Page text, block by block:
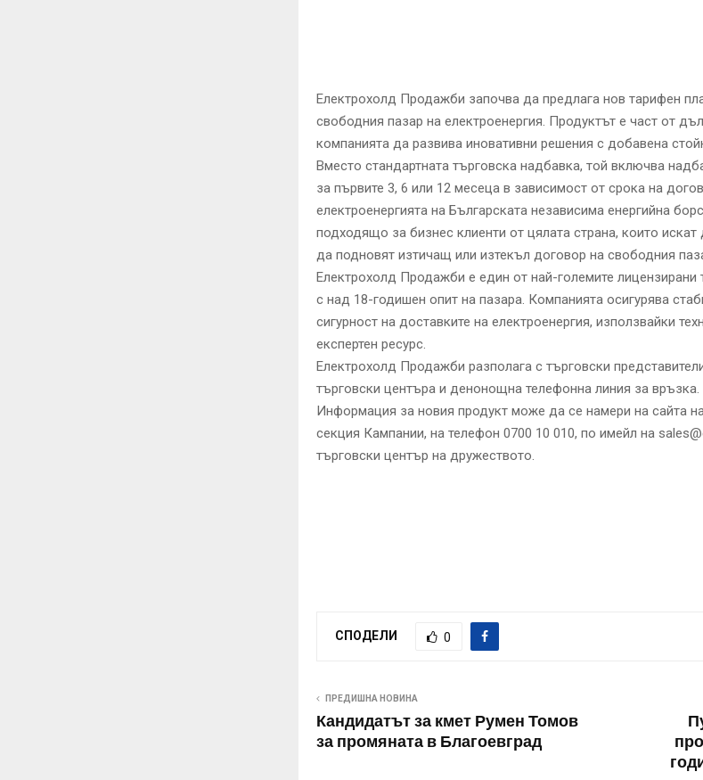
Електрохолд Продажби започва да предлага нов тарифен
свободния пазар на електроенергия. Продуктът е част от
компанията да развива иновативни решения с добавена
Вместо стандартната търговска надбавка, той включва
за първите 3, 6 или 12 месеца в зависимост от срока на
електроенергията на Българската независима енергийна
подходящо за бизнес клиенти от цялата страна, които
да подновят изтичащ или изтекъл договор на свободния
Електрохолд Продажби е един от най-големите лицензирани
с над 18-годишен опит на пазара. Компанията осигурява
сигурност на доставките на електроенергия, използвайки
експертен ресурс.
Електрохолд Продажби разполага с търговски
търговски центъра и денонощна телефонна линия за връзка.
Информация за новия продукт може да се намери на сайта
секция Кампании, на телефон 0700 10 010, по имейл на
търговски център на дружеството.
СПОДЕЛИ 0
ПРЕДИШНА НОВИНА
Кандидатът за кмет Румен Томов
за промяната в Благоевград